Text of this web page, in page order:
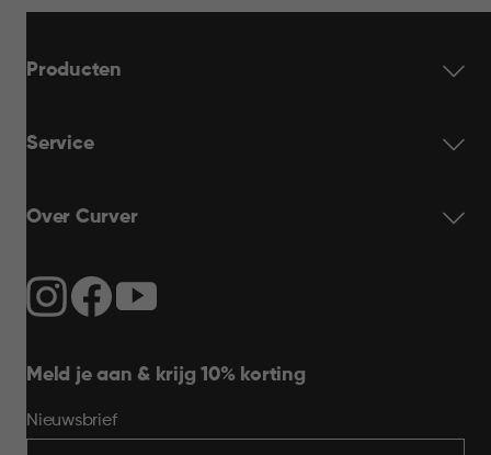
Producten
Service
Over Curver
Meld je aan & krijg 10% korting
Nieuwsbrief